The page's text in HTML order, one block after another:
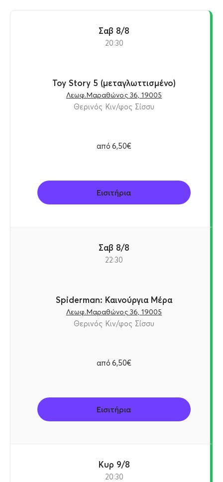
Σαβ 8/8
20:30
Toy Story 5 (μεταγλωττισμένο)
Λεωφ.Μαραθώνος 36, 19005
Θερινός Κιν/φος Σίσσυ
από 6,50€
Εισιτήρια
Σαβ 8/8
22:30
Spiderman: Καινούργια Μέρα
Λεωφ.Μαραθώνος 36, 19005
Θερινός Κιν/φος Σίσσυ
από 6,50€
Εισιτήρια
Κυρ 9/8
20:30